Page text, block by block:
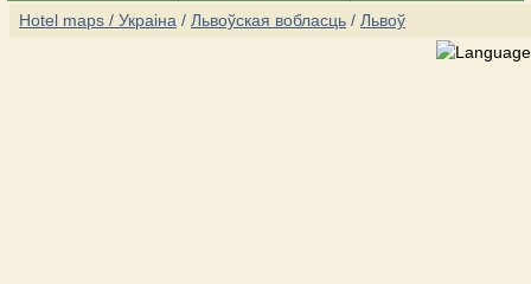
Hotel maps / Украіна / Львоўская вобласць / Львоў